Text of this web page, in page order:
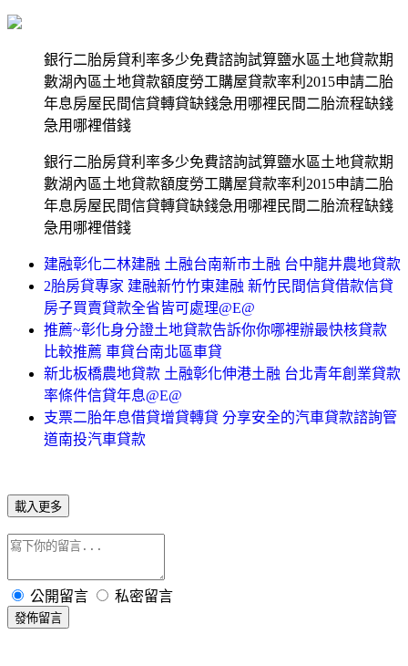
銀行二胎房貸利率多少免費諮詢試算鹽水區土地貸款期
數湖內區土地貸款額度勞工購屋貸款率利2015申請二胎
年息房屋民間信貸轉貸缺錢急用哪裡民間二胎流程缺錢
急用哪裡借錢
銀行二胎房貸利率多少免費諮詢試算鹽水區土地貸款期
數湖內區土地貸款額度勞工購屋貸款率利2015申請二胎
年息房屋民間信貸轉貸缺錢急用哪裡民間二胎流程缺錢
急用哪裡借錢
建融彰化二林建融 土融台南新市土融 台中龍井農地貸款
2胎房貸專家 建融新竹竹東建融 新竹民間信貸借款信貸
房子買賣貸款全省皆可處理@E@
推薦~彰化身分證土地貸款告訴你你哪裡辦最快核貸款
比較推薦 車貸台南北區車貸
新北板橋農地貸款 土融彰化伸港土融 台北青年創業貸款
率條件信貸年息@E@
支票二胎年息借貸增貸轉貸 分享安全的汽車貸款諮詢管
道南投汽車貸款
載入更多
公開留言 私密留言
發佈留言